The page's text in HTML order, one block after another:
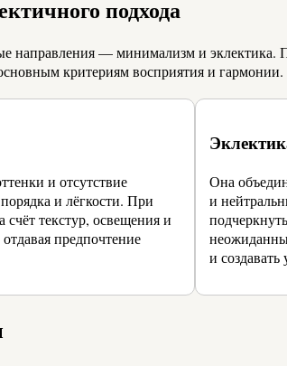
подхода
— минимализм и эклектика.
критериям восприятия и гармонии.
и отсутствие
и лёгкости. При
текстур, освещения и
предпочтение
Она
и
и